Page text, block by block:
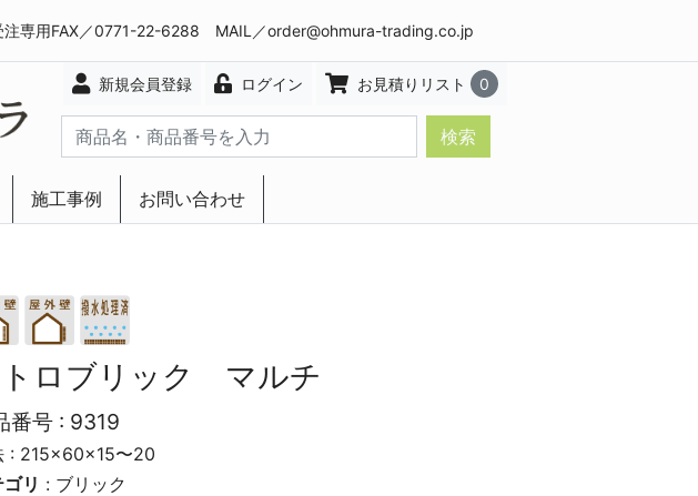
専用FAX／0771-22-6288 MAIL／order@ohmura-trading.co.jp
新規会員登録 ログイン お見積りリスト 0
検索
施工事例 お問い合わせ
ロブリック マルチ
番号 : 9319
: 215×60×15〜20
リ : ブリック